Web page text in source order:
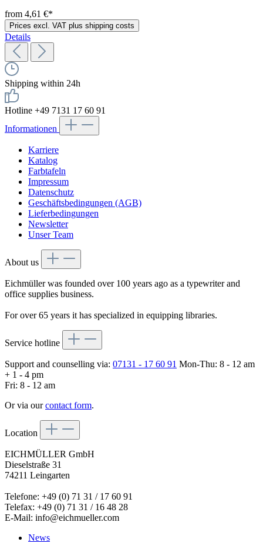
from 4,61 €*
Prices excl. VAT plus shipping costs
Details
Shipping within 24h
Hotline +49 7131 17 60 91
Informationen
Karriere
Katalog
Farbtafeln
Impressum
Datenschutz
Geschäftsbedingungen (AGB)
Lieferbedingungen
Newsletter
Unser Team
About us
Eichmüller was founded over 100 years ago as a typewriter and
office supplies business.
For over 65 years it has specialized in equipping libraries.
Service hotline
Support and counselling via: 07131 - 17 60 91 Mon-Thu: 8 - 12 am
+ 1 - 4 pm
Fri: 8 - 12 am
Or via ourcontact form.
Location
EICHMÜLLER GmbH
Dieselstraße 31
74211 Leingarten
Telefone: +49 (0) 71 31 / 17 60 91
Telefax: +49 (0) 71 31 / 16 48 28
E-Mail: info@eichmueller.com
News